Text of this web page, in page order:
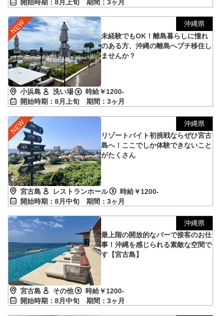
開始時期：8月上旬 期間：3ヶ月
沖縄県
未経験でもOK！離島暮らしに憧れ
のある方、沖縄の離島へプチ移住し
ませんか？
小浜島 洗い場
時給￥1200-
開始時期：8月上旬 期間：3ヶ月
沖縄県
リゾートバイト初挑戦ならぜひ宮古
島へ！ここでしか体験できないこと
がたくさん
宮古島 レストランホール
時給￥1200-
開始時期：8月中旬 期間：3ヶ月
沖縄県
最上階の開放的なバーで接客のお仕
事！沖縄を感じられる素敵な空間で
す【宮古島】
宮古島 その他
時給￥1200-
開始時期：8月中旬 期間：3ヶ月